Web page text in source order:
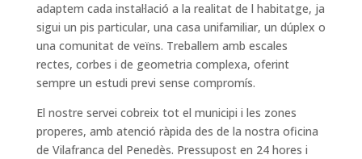
adaptem cada instal·lació a la realitat de l habitatge, ja
sigui un pis particular, una casa unifamiliar, un dúplex o
una comunitat de veïns. Treballem amb escales
rectes, corbes i de geometria complexa, oferint
sempre un estudi previ sense compromís.
El nostre servei cobreix tot el municipi i les zones
properes, amb atenció ràpida des de la nostra oficina
de Vilafranca del Penedès. Pressupost en 24 hores i